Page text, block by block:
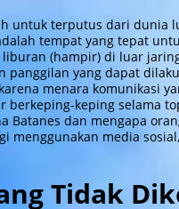
untuk terputus dari dunia
tempat yang tepat
(hampir) di luar
panggilan yang dapat
menara komunikasi
berkeping-keping selama
Batanes dan mengapa
menggunakan media
Tidak